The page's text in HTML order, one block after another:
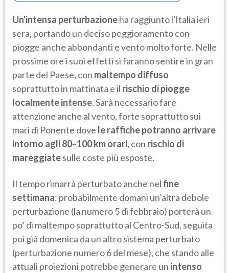
Un'intensa perturbazioneha raggiunto l'Italia ieri
sera, portando un deciso peggioramento con
piogge anche abbondanti e vento molto forte. Nelle
prossime ore i suoi effetti si faranno sentire in gran
parte del Paese, con maltempo diffuso
soprattutto in mattinata e il rischio di piogge
localmente intense. Sarà necessario fare
attenzione anche al vento, forte soprattutto sui
mari di Ponente dove le raffiche potranno arrivare
intorno agli 80–100 km orari, con rischio di
mareggiatesulle coste più esposte.
Il tempo rimarrà perturbato anche nelfine
settimana: probabilmente domani un’altra debole
perturbazione (la numero 5 di febbraio) porterà un
po’ di maltempo soprattutto al Centro-Sud, seguita
poi già domenica da un altro sistema perturbato
(perturbazione numero 6 del mese), che stando alle
attuali proiezioni potrebbe generare un intenso